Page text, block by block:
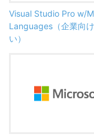
Visual Studio Pro w/
Languages（企業向
い）